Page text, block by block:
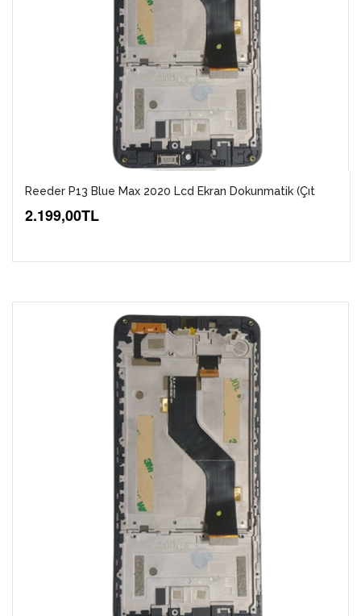
Reeder P13 Blue Max 2020 Lcd Ekran Dokunmatik (Çıt
2.199,00TL